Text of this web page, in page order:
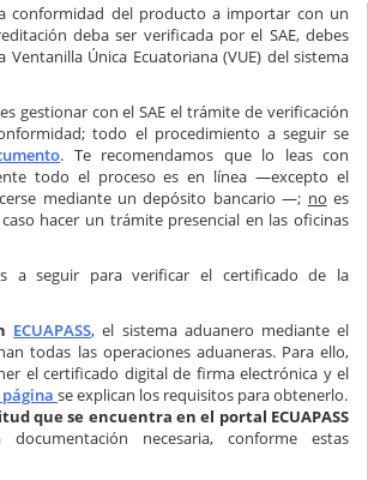
conformidad del producto a importar con un
deba ser verificada por el SAE, debes
Ventanilla Única Ecuatoriana (VUE) del sistema
gestionar con el SAE el trámite de verificación
todo el procedimiento a seguir se
. Te recomendamos que lo leas con
todo el proceso es en línea —excepto el
mediante un depósito bancario —; no es
hacer un trámite presencial en las oficinas
a seguir para verificar el certificado de la
ECUAPASS, el sistema aduanero mediante el
todas las operaciones aduaneras. Para ello,
el certificado digital de firma electrónica y el
se explican los requisitos para obtenerlo.
que se encuentra en el portal ECUAPASS
necesaria, conforme estas